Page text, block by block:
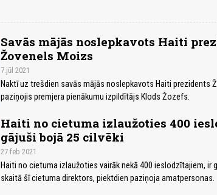
Savās mājās noslepkavots Haiti
Žovenels Moizs
7.jūl 2021
Naktī uz trešdien savās mājās noslepkavots Haiti prezidents
paziņojis premjera pienākumu izpildītājs Klods Žozefs.
Haiti no cietuma izlaužoties 400
gājuši bojā 25 cilvēki
27.feb 2021
Haiti no cietuma izlaužoties vairāk nekā 400 ieslodzītajiem, ir
skaitā šī cietuma direktors, piektdien paziņoja amatpersonas.